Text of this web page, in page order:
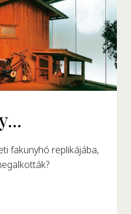
fakunyhó replikájába,